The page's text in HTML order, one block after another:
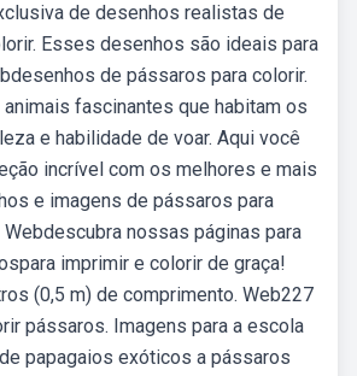
de desenhos realistas de
Esses desenhos são ideais para
de pássaros para colorir.
fascinantes que habitam os
e habilidade de voar. Aqui você
incrível com os melhores e mais
e imagens de pássaros para
nossas páginas para
imprimir e colorir de graça!
(0,5 m) de comprimento. Web227
pássaros. Imagens para a escola
papagaios exóticos a pássaros